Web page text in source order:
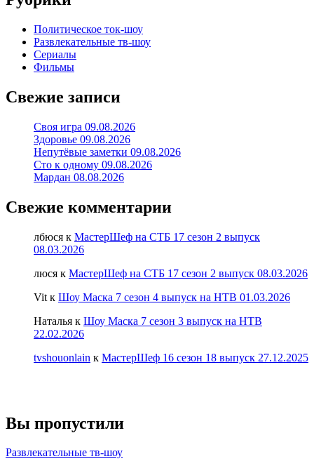
Политическое ток-шоу
Развлекательные тв-шоу
Сериалы
Фильмы
Свежие записи
Своя игра 09.08.2026
Здоровье 09.08.2026
Непутёвые заметки 09.08.2026
Сто к одному 09.08.2026
Мардан 08.08.2026
Свежие комментарии
лбюся к МастерШеф на СТБ 17 сезон 2 выпуск
08.03.2026
люся к МастерШеф на СТБ 17 сезон 2 выпуск 08.03.2026
Vit к Шоу Маска 7 сезон 4 выпуск на НТВ 01.03.2026
Наталья к Шоу Маска 7 сезон 3 выпуск на НТВ
22.02.2026
tvshouonlain к МастерШеф 16 сезон 18 выпуск 27.12.2025
Вы пропустили
Развлекательные тв-шоу